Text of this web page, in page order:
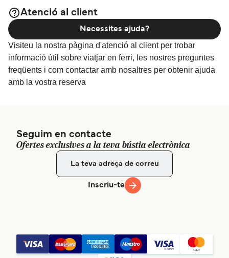
Atenció al client
Visiteu la nostra pàgina d'atenció al client per trobar
informació útil sobre viatjar en ferri, les nostres preguntes
freqüents i com contactar amb nosaltres per obtenir ajuda
amb la vostra reserva
Necessites ajuda?
Seguim en contacte
Ofertes exclusives a la teva bústia electrònica
Inscriu-te